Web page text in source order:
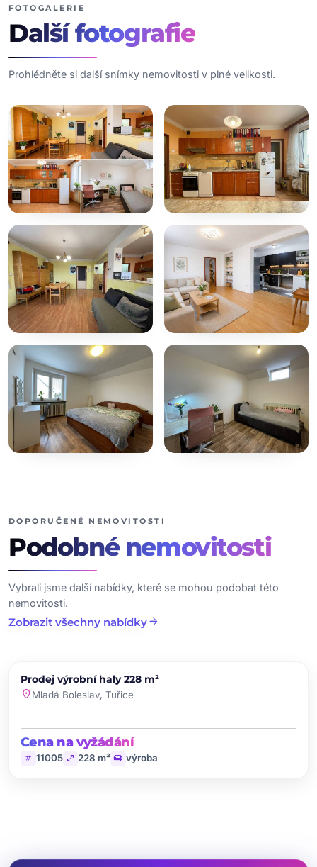
FOTOGALERIE
Dalšífotografie
Prohlédněte si další snímky nemovitosti v plné velikosti.
DOPORUČENÉ NEMOVITOSTI
Zobrazit všechny nabídkyarrow_forward
Podobné nemovitosti
Vybrali jsme další nabídky, které se mohou podobat této
nemovitosti.
PRODEJ
Prodej výrobní haly 228 m²
location_onMladá Boleslav, Tuřice
Cena na vyžádání
tag 11005 open_in_full 228 m² chair výroba